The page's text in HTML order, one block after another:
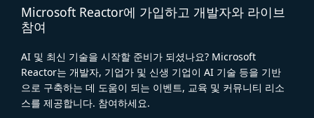
Microsoft Reactor에 가입하고 개발자와 라이브
참여
AI 및 최신 기술을 시작할 준비가 되셨나요? Microsoft
Reactor는 개발자, 기업가 및 신생 기업이 AI 기술 등을 기반
으로 구축하는 데 도움이 되는 이벤트, 교육 및 커뮤니티 리소
스를 제공합니다. 참여하세요.